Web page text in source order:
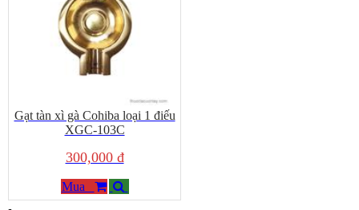
Gạt tàn xì gà Cohiba loại 1 điếu
XGC-103C
300,000 đ
Mua